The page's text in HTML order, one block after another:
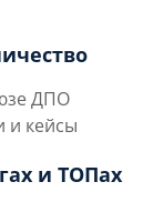
ДПО
и кейсы
и ТОПах